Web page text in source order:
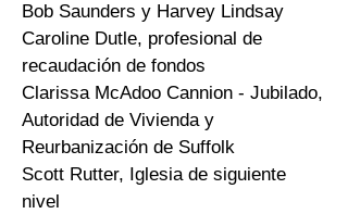
Bob Saunders y Harvey Lindsay
Caroline Dutle, profesional de
recaudación de fondos
Clarissa McAdoo Cannion - Jubilado,
Autoridad de Vivienda y
Reurbanización de Suffolk
Scott Rutter, Iglesia de siguiente
nivel